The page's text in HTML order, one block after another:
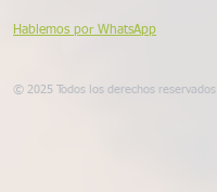
Hablemos por WhatsApp
© 2025 Todos los derechos reservados